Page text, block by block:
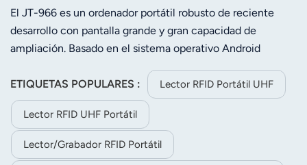
El JT-966 es un ordenador portátil robusto de reciente
desarrollo con pantalla grande y gran capacidad de
ampliación. Basado en el sistema operativo Android
núcleos para un procesamiento de alta velocidad. Con una
pantalla de alta definición de 5,5 pulgadas, integra
funciones como escaneo de códigos de barras y NFC. Este
dispositivo de recopilación de datos admite carga rápida y
conectividad UHF para una mayor flexibilidad. Además, el
ETIQUETAS POPULARES : Lector RFID Portátil UHF
Lector RFID UHF Portátil
Lector/grabador RFID Portátil